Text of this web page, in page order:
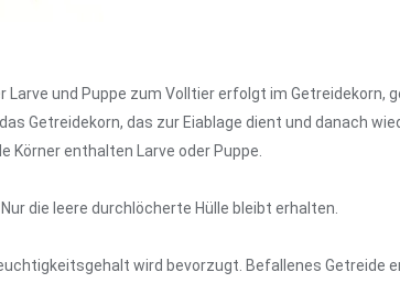
und Puppe zum Volltier erfolgt im Getreidekorn,
Getreidekorn, das zur Eiablage dient und danach
enthalten Larve oder Puppe.
die leere durchlöcherte Hülle bleibt erhalten.
wird bevorzugt. Befallenes Getreide